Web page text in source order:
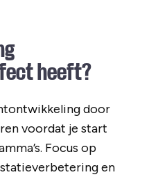
heeft?
door
voordat je start
Focus op
en